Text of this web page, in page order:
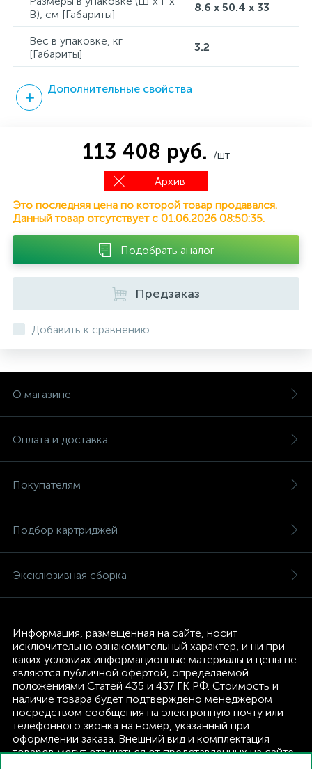
В), см [Габариты]
8.6 x 50.4 x 33
Вес в упаковке, кг
[Габариты]
3.2
Дополнительные свойства
113 408 руб. /шт
Архив
Это последняя цена по которой товар продавался.
Данный товар отсутствует с 01.06.2026 08:50:35.
Подобрать аналог
Предзаказ
Добавить к сравнению
О магазине
Оплата и доставка
Покупателям
Подбор картриджей
Эксклюзивная сборка
Информация, размещенная на сайте, носит
исключительно ознакомительный характер, и ни при
каких условиях информационные материалы и цены не
являются публичной офертой, определяемой
положениями Статей 435 и 437 ГК РФ. Стоимость и
наличие товара будет подтверждено менеджером
посредством сообщения на электронную почту или
телефонного звонка на номер, указанный при
оформлении заказа. Внешний вид и комплектация
товаров могут отличаться от представленных на сайте.